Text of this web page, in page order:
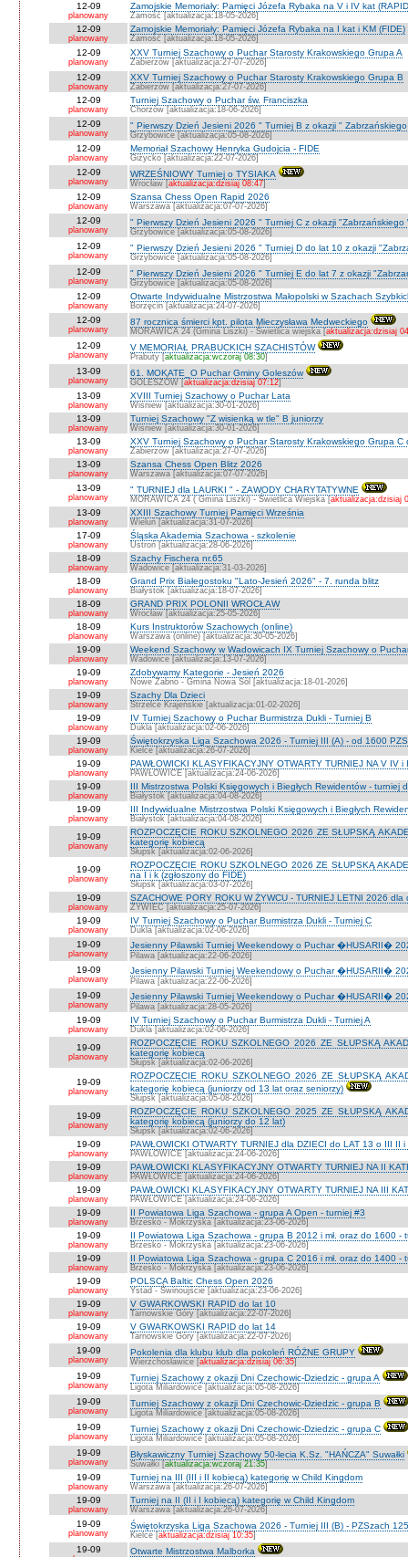
12-09
planowany
Zamojskie Memoriały: Pamięci Józefa Rybaka na V i IV kat
Zamość [aktualizacja:18-05-2026]
12-09
planowany
Zamojskie Memoriały: Pamięci Józefa Rybaka na I kat i KM (FIDE)
Zamość [aktualizacja:18-05-2026]
12-09
planowany
XXV Turniej Szachowy o Puchar Starosty Krakowskiego Grupa A
Zabierzów [aktualizacja:27-07-2026]
12-09
planowany
XXV Turniej Szachowy o Puchar Starosty Krakowskiego Grupa B
Zabierzów [aktualizacja:27-07-2026]
12-09
planowany
Turniej Szachowy o Puchar św. Franciszka
Chorzów [aktualizacja:18-06-2026]
12-09
planowany
" Pierwszy Dzień Jesieni 2026 " Turniej B z okazji "
Grzybowice [aktualizacja:05-08-2026]
12-09
planowany
Memoriał Szachowy Henryka Gudojcia - FIDE
Giżycko [aktualizacja:22-07-2026]
12-09
planowany
WRZEŚNIOWY Turniej o TYSIAKA
Wrocław [aktualizacja:dzisiaj 08:47]
12-09
planowany
Szansa Chess Open Rapid 2026
Warszawa [aktualizacja:07-07-2026]
12-09
planowany
" Pierwszy Dzień Jesieni 2026 " Turniej C z okazji "Zabrzańskiego
Grzybowice [aktualizacja:05-08-2026]
12-09
planowany
" Pierwszy Dzień Jesieni 2026 " Turniej D do lat 10 z okazji
Grzybowice [aktualizacja:05-08-2026]
12-09
planowany
" Pierwszy Dzień Jesieni 2026 " Turniej E do lat 7 z okazji
Grzybowice [aktualizacja:05-08-2026]
12-09
planowany
Otwarte Indywidualne Mistrzostwa Małopolski w Szachach
Borzęcin [aktualizacja:24-07-2026]
12-09
planowany
87 rocznica śmierci kpt. pilota Mieczysława Medweckiego
MORAWICA 24 (Gmina Liszki) - Świetlica wiejska [aktualizacja:dzisiaj
12-09
planowany
V MEMORIAŁ PRABUCKICH SZACHISTÓW
Prabuty [aktualizacja:wczoraj 08:30]
13-09
planowany
61. MOKATE_O Puchar Gminy Goleszów
GOLESZÓW [aktualizacja:dzisiaj 07:12]
13-09
planowany
XVIII Turniej Szachowy o Puchar Lata
Wiśniew [aktualizacja:30-01-2026]
13-09
planowany
Turniej Szachowy "Z wisienką w tle" B juniorzy
Wiśniew [aktualizacja:30-01-2026]
13-09
planowany
XXV Turniej Szachowy o Puchar Starosty Krakowskiego Grupa C
Zabierzów [aktualizacja:27-07-2026]
13-09
planowany
Szansa Chess Open Blitz 2026
Warszawa [aktualizacja:07-07-2026]
13-09
planowany
" TURNIEJ dla LAURKI " - ZAWODY CHARYTATYWNE
MORAWICA 24 ( Gmina Liszki) - Świetlica Wiejska [aktualizacja:dzisiaj
13-09
planowany
XXIII Szachowy Turniej Pamięci Września
Wieluń [aktualizacja:31-07-2026]
17-09
planowany
Śląska Akademia Szachowa - szkolenie
Ustroń [aktualizacja:28-06-2026]
18-09
planowany
Szachy Fischera nr.65
Wadowice [aktualizacja:31-03-2026]
18-09
planowany
Grand Prix Białegostoku "Lato-Jesień 2026" - 7. runda blitz
Białystok [aktualizacja:18-07-2026]
18-09
planowany
GRAND PRIX POLONII WROCŁAW
Wrocław [aktualizacja:25-05-2026]
18-09
planowany
Kurs Instruktorów Szachowych (online)
Warszawa (online) [aktualizacja:30-05-2026]
19-09
planowany
Weekend Szachowy w Wadowicach IX Turniej Szachowy o
Wadowice [aktualizacja:13-07-2026]
19-09
planowany
Zdobywamy Kategorie - Jesień 2026
Nowe Żabno - Gmina Nowa Sól [aktualizacja:18-01-2026]
19-09
planowany
Szachy Dla Dzieci
Strzelce Krajeńskie [aktualizacja:01-02-2026]
19-09
planowany
IV Turniej Szachowy o Puchar Burmistrza Dukli - Turniej B
Dukla [aktualizacja:02-06-2026]
19-09
planowany
Świętokrzyska Liga Szachowa 2026 - Turniej III (A) - od 1600
Kielce [aktualizacja:26-07-2026]
19-09
planowany
PAWŁOWICKI KLASYFIKACYJNY OTWARTY TURNIEJ NA V IV i
PAWŁOWICE [aktualizacja:24-06-2026]
19-09
planowany
III Mistrzostwa Polski Księgowych i Biegłych Rewidentów - turniej
Białystok [aktualizacja:04-08-2026]
19-09
planowany
III Indywidualne Mistrzostwa Polski Księgowych i Biegłych
Białystok [aktualizacja:04-08-2026]
19-09
planowany
ROZPOCZĘCIE ROKU SZKOLNEGO 2026 ZE SŁUPSKĄ
kategorię kobiecą
Słupsk [aktualizacja:02-06-2026]
19-09
planowany
ROZPOCZĘCIE ROKU SZKOLNEGO 2026 ZE SŁUPSKĄ
na I i k (zgłoszony do FIDE)
Słupsk [aktualizacja:03-07-2026]
19-09
planowany
SZACHOWE PORY ROKU W ŻYWCU - TURNIEJ LETNI 2026 dla
ŻYWIEC [aktualizacja:25-07-2026]
19-09
planowany
IV Turniej Szachowy o Puchar Burmistrza Dukli - Turniej C
Dukla [aktualizacja:02-06-2026]
19-09
planowany
Jesienny Pilawski Turniej Weekendowy o Puchar �HUSARII�
Pilawa [aktualizacja:22-06-2026]
19-09
planowany
Jesienny Pilawski Turniej Weekendowy o Puchar �HUSARII�
Pilawa [aktualizacja:22-06-2026]
19-09
planowany
Jesienny Pilawski Turniej Weekendowy o Puchar �HUSARII�
Pilawa [aktualizacja:28-05-2026]
19-09
planowany
IV Turniej Szachowy o Puchar Burmistrza Dukli - Turniej A
Dukla [aktualizacja:02-06-2026]
19-09
planowany
ROZPOCZĘCIE ROKU SZKOLNEGO 2026 ZE SŁUPSKĄ
kategorię kobiecą
Słupsk [aktualizacja:02-06-2026]
19-09
planowany
ROZPOCZĘCIE ROKU SZKOLNEGO 2026 ZE SŁUPSKĄ
kategorię kobiecą (juniorzy od 13 lat oraz seniorzy)
Słupsk [aktualizacja:05-08-2026]
19-09
planowany
ROZPOCZĘCIE ROKU SZKOLNEGO 2025 ZE SŁUPSKĄ
kategorię kobiecą (juniorzy do 12 lat)
Słupsk [aktualizacja:02-06-2026]
19-09
planowany
PAWŁOWICKI OTWARTY TURNIEJ dla DZIECI do LAT 13 o III II
PAWŁOWICE [aktualizacja:24-06-2026]
19-09
planowany
PAWŁOWICKI KLASYFIKACYJNY OTWARTY TURNIEJ NA II
PAWŁOWICE [aktualizacja:24-06-2026]
19-09
planowany
PAWŁOWICKI KLASYFIKACYJNY OTWARTY TURNIEJ NA III
PAWŁOWICE [aktualizacja:24-06-2026]
19-09
planowany
II Powiatowa Liga Szachowa - grupa A Open - turniej #3
Brzesko - Mokrzyska [aktualizacja:23-06-2026]
19-09
planowany
II Powiatowa Liga Szachowa - grupa B 2012 i mł. oraz do 1600 -
Brzesko - Mokrzyska [aktualizacja:23-06-2026]
19-09
planowany
II Powiatowa Liga Szachowa - grupa C 2016 i mł. oraz do 1400 -
Brzesko - Mokrzyska [aktualizacja:23-06-2026]
19-09
planowany
POLSCA Baltic Chess Open 2026
Ystad - Świnoujście [aktualizacja:23-06-2026]
19-09
planowany
V GWARKOWSKI RAPID do lat 10
Tarnowskie Góry [aktualizacja:22-07-2026]
19-09
planowany
V GWARKOWSKI RAPID do lat 14
Tarnowskie Góry [aktualizacja:22-07-2026]
19-09
planowany
Pokolenia dla klubu klub dla pokoleń RÓŻNE GRUPY
Wierzchosławice [aktualizacja:dzisiaj 06:35]
19-09
planowany
Turniej Szachowy z okazji Dni Czechowic-Dziedzic - grupa A
Ligota Miliardowice [aktualizacja:05-08-2026]
19-09
planowany
Turniej Szachowy z okazji Dni Czechowic-Dziedzic - grupa B
Ligota Miliardowice [aktualizacja:05-08-2026]
19-09
planowany
Turniej Szachowy z okazji Dni Czechowic-Dziedzic - grupa C
Ligota Miliardowice [aktualizacja:05-08-2026]
19-09
planowany
Błyskawiczny Turniej Szachowy 50-lecia K.Sz. "HAŃCZA" Suwałki
Suwałki [aktualizacja:wczoraj 21:35]
19-09
planowany
Turniej na III (III i II kobiecą) kategorię w Child Kingdom
Warszawa [aktualizacja:26-07-2026]
19-09
planowany
Turniej na II (II i I kobiecą) kategorię w Child Kingdom
Warszawa [aktualizacja:26-07-2026]
19-09
planowany
Świętokrzyska Liga Szachowa 2026 - Turniej III (B) - PZSzach
Kielce [aktualizacja:dzisiaj 10:35]
19-09 Otwarte Mistrzostwa Malborka